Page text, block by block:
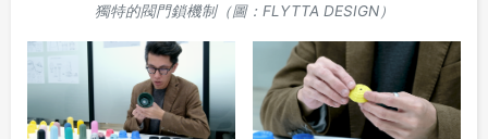
獨特的閥門鎖機制（圖：FLYTTA DESIGN）